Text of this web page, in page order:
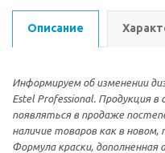
Описание
Информируем об изменении
Estel Professional. Продукция в
появляться в продаже
наличие товаров как в новом,
Формула краски,